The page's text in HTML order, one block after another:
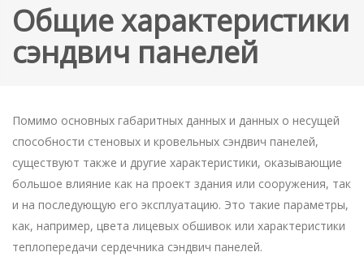
меню
Общие характеристики
сэндвич панелей
Помимо основных габаритных данных и данных о несущей
способности стеновых и кровельных сэндвич панелей,
существуют также и другие характеристики, оказывающие
большое влияние как на проект здания или сооружения, так
и на последующую его эксплуатацию. Это такие параметры,
как, например, цвета лицевых обшивок или характеристики
теплопередачи сердечника сэндвич панелей.